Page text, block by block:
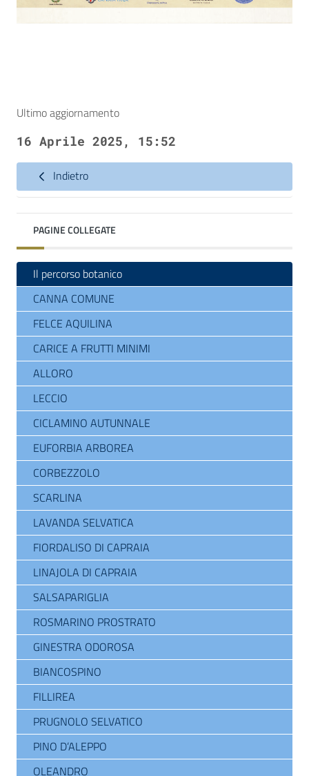
Indietro
PAGINE COLLEGATE
Il percorso botanico
CANNA COMUNE
FELCE AQUILINA
CARICE A FRUTTI MINIMI
ALLORO
LECCIO
CICLAMINO AUTUNNALE
EUFORBIA ARBOREA
CORBEZZOLO
SCARLINA
LAVANDA SELVATICA
FIORDALISO DI CAPRAIA
LINAJOLA DI CAPRAIA
SALSAPARIGLIA
ROSMARINO PROSTRATO
GINESTRA ODOROSA
BIANCOSPINO
FILLIREA
PRUGNOLO SELVATICO
PINO D’ALEPPO
OLEANDRO
Ultimo aggiornamento
16 Aprile 2025, 15:52